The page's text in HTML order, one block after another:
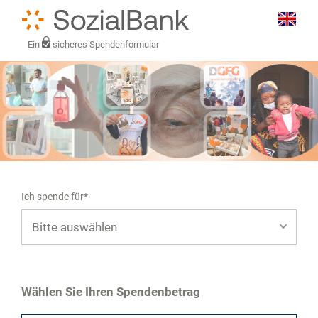
Ein sicheres Spendenformular
Ich spende für*
Gewebespende beim Hannover Marathon 2024
Wählen Sie Ihren Spendenbetrag